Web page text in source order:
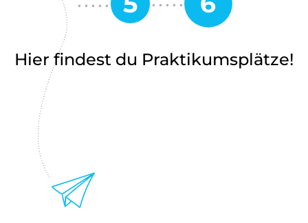
Hier findest du Praktikumsplätze!